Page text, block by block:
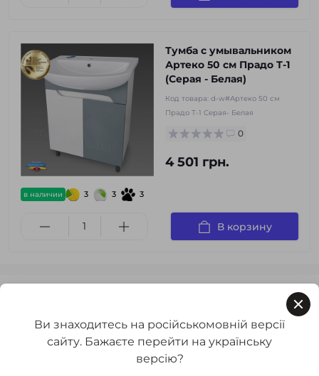
в наличии 3 3 3
Тумба с умывальником
Артеко 50 см Прадо Т-1
(Серая - Белая)
Код товара: d-w#Артеко 50 см
Прадо Т-1 Серая- Белая
0
4 501 грн.
В корзину
Ви знаходитесь на російськомовній версії
сайту. Бажаєте перейти на українську
версію?